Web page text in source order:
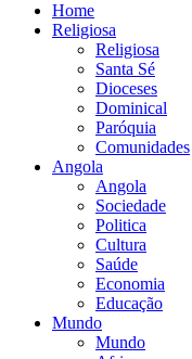
Home
Religiosa
Religiosa
Santa Sé
Dioceses
Dominical
Paróquia
Comunidades
Angola
Angola
Sociedade
Politica
Cultura
Saúde
Economia
Educação
Mundo
Mundo